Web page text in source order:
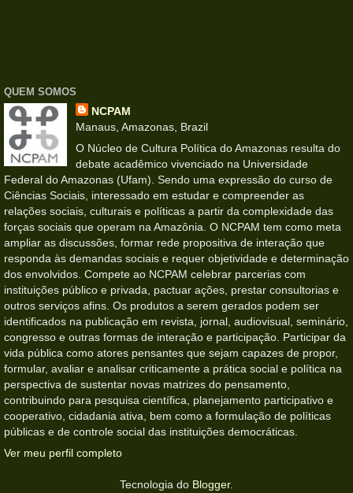
QUEM SOMOS
NCPAM
Manaus, Amazonas, Brazil
O Núcleo de Cultura Política do Amazonas resulta do
debate acadêmico vivenciado na Universidade
Federal do Amazonas (Ufam). Sendo uma expressão do curso de
Ciências Sociais, interessado em estudar e compreender as
relações sociais, culturais e políticas a partir da complexidade das
forças sociais que operam na Amazônia. O NCPAM tem como meta
ampliar as discussões, formar rede propositiva de interação que
responda às demandas sociais e requer objetividade e determinação
dos envolvidos. Compete ao NCPAM celebrar parcerias com
instituições público e privada, pactuar ações, prestar consultorias e
outros serviços afins. Os produtos a serem gerados podem ser
identificados na publicação em revista, jornal, audiovisual, seminário,
congresso e outras formas de interação e participação. Participar da
vida pública como atores pensantes que sejam capazes de propor,
formular, avaliar e analisar criticamente a prática social e política na
perspectiva de sustentar novas matrizes do pensamento,
contribuindo para pesquisa científica, planejamento participativo e
cooperativo, cidadania ativa, bem como a formulação de políticas
públicas e de controle social das instituições democráticas.
Ver meu perfil completo
Tecnologia do Blogger.